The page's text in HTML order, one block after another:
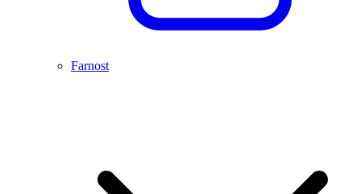
Farnost